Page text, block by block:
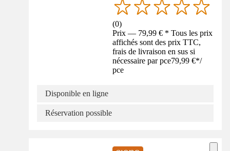
(0)
Prix — 79,99 € * Tous les prix
affichés sont des prix TTC,
frais de livraison en sus si
nécessaire par pce79,99 €*/
pce
Disponible en ligne
Réservation possible